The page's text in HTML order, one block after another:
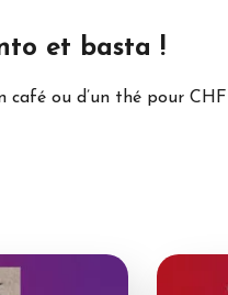
et basta !
café ou d’un thé pour